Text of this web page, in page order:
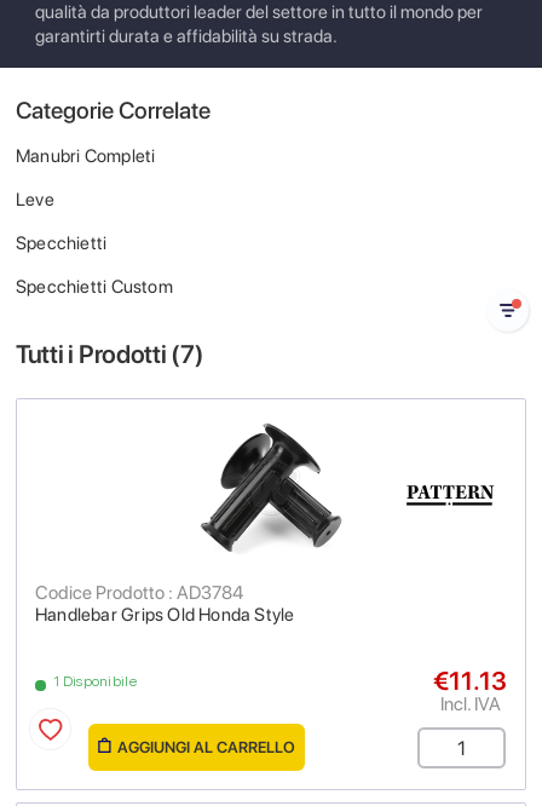
qualità da produttori leader del settore in tutto il mondo per
garantirti durata e affidabilità su strada.
Categorie Correlate
Manubri Completi
Leve
Specchietti
Specchietti Custom
Tutti i Prodotti (7)
Handlebar Grips Old Honda Style
Codice Prodotto : AD3784
1 Disponibile €11.13
Incl. IVA
AGGIUNGI AL CARRELLO